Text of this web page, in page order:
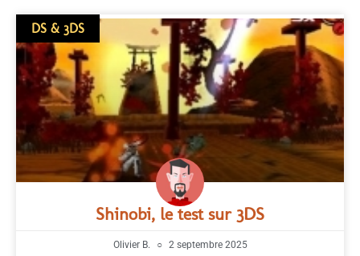
DS & 3DS
Shinobi, le test sur 3DS
Olivier B. 2 septembre 2025